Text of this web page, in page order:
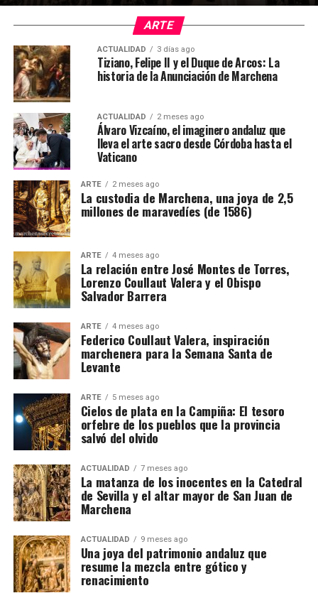
ARTE
ACTUALIDAD 3 días ago
Tiziano, Felipe II y el Duque de Arcos: La
historia de la Anunciación de Marchena
ACTUALIDAD 2 meses ago
Álvaro Vizcaíno, el imaginero andaluz que
lleva el arte sacro desde Córdoba hasta el
Vaticano
ARTE 2 meses ago
La custodia de Marchena, una joya de 2,5
millones de maravedíes (de 1586)
ARTE 4 meses ago
La relación entre José Montes de Torres,
Lorenzo Coullaut Valera y el Obispo
Salvador Barrera
ARTE 4 meses ago
Federico Coullaut Valera, inspiración
marchenera para la Semana Santa de
Levante
ARTE 5 meses ago
Cielos de plata en la Campiña: El tesoro
orfebre de los pueblos que la provincia
salvó del olvido
ACTUALIDAD 7 meses ago
La matanza de los inocentes en la Catedral
de Sevilla y el altar mayor de San Juan de
Marchena
ACTUALIDAD 9 meses ago
Una joya del patrimonio andaluz que
resume la mezcla entre gótico y
renacimiento